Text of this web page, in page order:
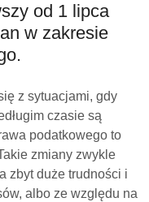
od 1 lipca
w zakresie
z sytuacjami, gdy
czasie są
podatkowego to
zmiany zwykle
zbyt duże trudności i
albo ze względu na